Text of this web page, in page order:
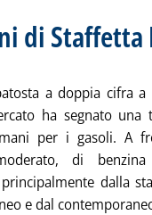
di Staffetta
a doppia cifra
ha segnato una
per i gasoli. A
di
dalla
e dal